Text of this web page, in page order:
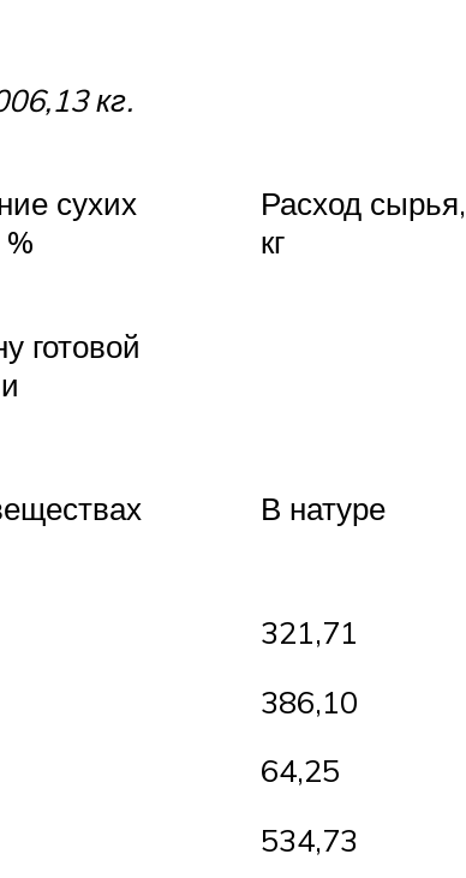
кг.
сухих
Расход сырья,
кг
готовой
В натуре
321,71
386,10
64,25
534,73